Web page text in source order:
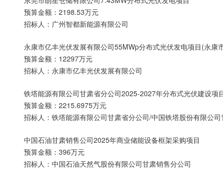
预算金额：2198.53万元
招标人：广州智都新能源有限公司
永康市亿丰光伏发展有限公司55MWp分布式光伏发电项目(永
预算金额：12297万元
招标人：永康市亿丰光伏发展有限公司
铁塔能源有限公司甘肃省分公司2025-2027年分布式光伏建设项
预算金额：2215.6975万元
招标人：铁塔能源有限公司甘肃省分公司/中国铁塔股份有限公
中国石油甘肃销售公司2025年商业储能设备框架采购项目
预算金额：396万元
招标人：中国石油天然气股份有限公司甘肃销售分公司